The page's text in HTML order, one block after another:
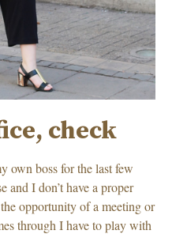
check
own boss for the last few
and I don’t have a proper
opportunity of a meeting or
through I have to play with